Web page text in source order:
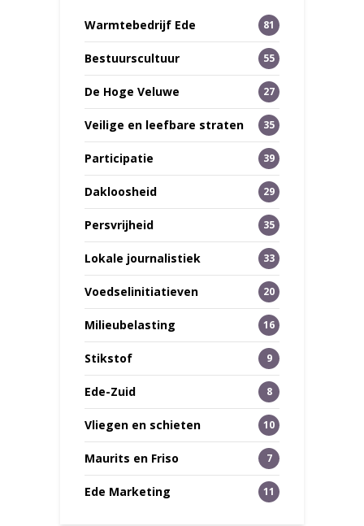
Warmtebedrijf Ede 81
Bestuurscultuur 55
De Hoge Veluwe 27
Veilige en leefbare straten 35
Participatie 39
Dakloosheid 29
Persvrijheid 35
Lokale journalistiek 33
Voedselinitiatieven 20
Milieubelasting 16
Stikstof 9
Ede-Zuid 8
Vliegen en schieten 10
Maurits en Friso 7
Ede Marketing 11